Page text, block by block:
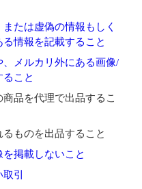
たは虚偽の情報もしく
情報を記載すること
メルカリ外にある画像/
こと
品を代理で出品するこ
ものを出品すること
掲載しないこと
引